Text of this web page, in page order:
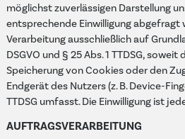
möglichst zuverlässigen Darstellung
entsprechende Einwilligung abgefragt
Verarbeitung ausschließlich auf
DSGVO und § 25 Abs. 1 TTDSG, soweit
Speicherung von Cookies oder den
Endgerät des Nutzers (z. B. Device-
TTDSG umfasst. Die Einwilligung ist
AUFTRAGSVERARBEITUNG